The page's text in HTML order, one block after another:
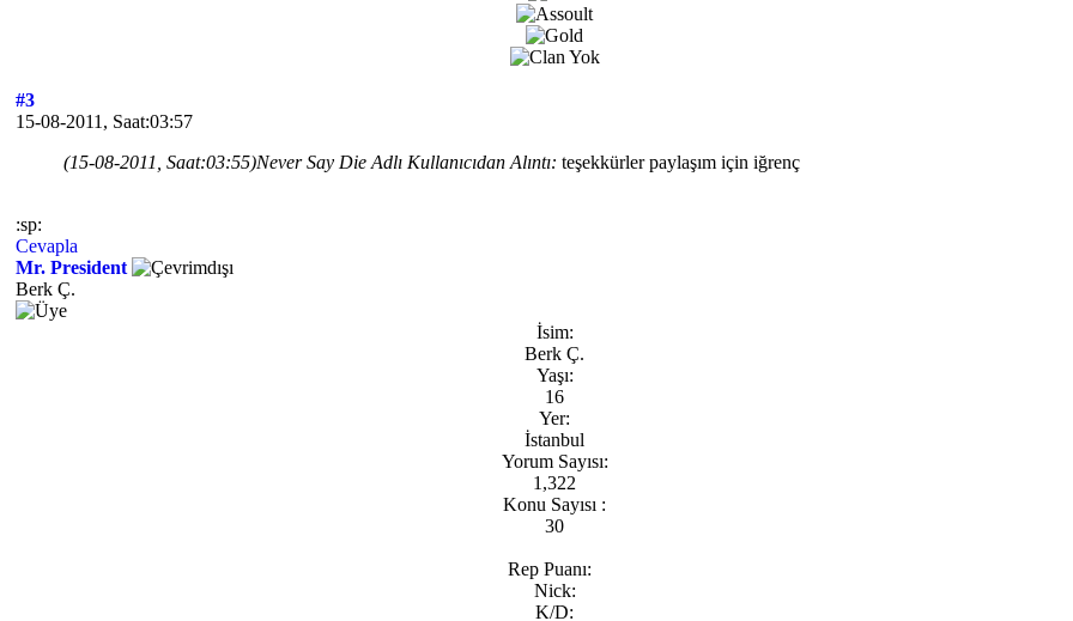
#3
15-08-2011, Saat:03:57
(15-08-2011, Saat:03:55)Never Say Die Adlı Kullanıcıdan Alıntı: teşekkürler paylaşım için iğrenç
:sp:
Cevapla
Mr. President
Berk Ç.
İsim:
Berk Ç.
Yaşı:
16
Yer:
İstanbul
Yorum Sayısı:
1,322
Konu Sayısı :
30
Rep Puanı:
Nick:
K/D: